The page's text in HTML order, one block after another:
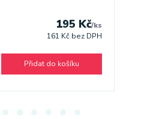
195 Kč/ks
161 Kč bez DPH
Přidat do košíku